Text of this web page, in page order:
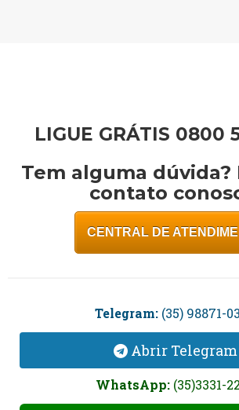
LIGUE GRÁTIS 0800
Tem alguma dúvida?
contato
CENTRAL DE
Telegram: (35) 98871-
Abrir Telegram
WhatsApp:(35)3331-